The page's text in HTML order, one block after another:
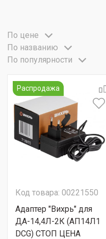
По цене
По названию
По популярности
Распродажа
Код товара: 00221550
Адаптер "Вихрь" для
ДА-14,4Л-2К (АП14Л1
DCG) СТОП ЦЕНА